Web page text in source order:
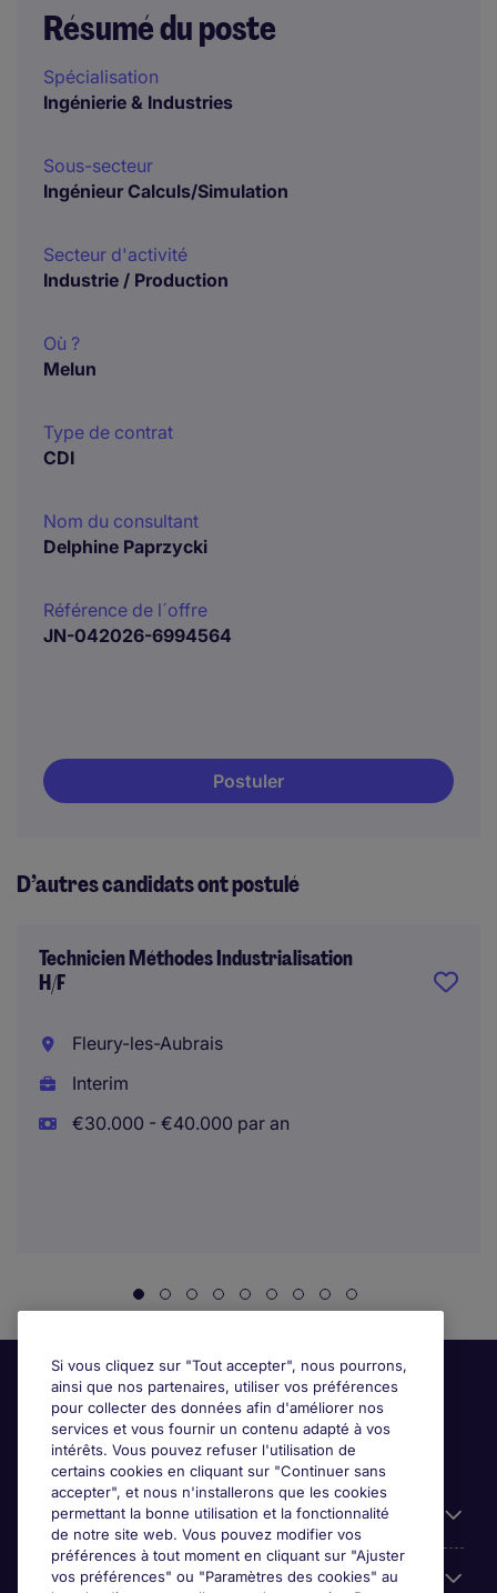
Résumé du poste
Spécialisation
Ingénierie & Industries
Sous-secteur
Ingénieur Calculs/Simulation
Secteur d'activité
Industrie / Production
Où ?
Melun
Type de contrat
CDI
Nom du consultant
Delphine Paprzycki
Référence de l´offre
JN-042026-6994564
Postuler
D’autres candidats ont postulé
Technicien Méthodes Industrialisation
H/F
Fleury-les-Aubrais
Interim
€30.000 - €40.000 par an
Candidats
Entreprises
Si vous cliquez sur "Tout accepter", nous pourrons,
ainsi que nos partenaires, utiliser vos préférences
pour collecter des données afin d'améliorer nos
services et vous fournir un contenu adapté à vos
intérêts. Vous pouvez refuser l'utilisation de
certains cookies en cliquant sur "Continuer sans
accepter", et nous n'installerons que les cookies
permettant la bonne utilisation et la fonctionnalité
de notre site web. Vous pouvez modifier vos
préférences à tout moment en cliquant sur "Ajuster
vos préférences" ou "Paramètres des cookies" au